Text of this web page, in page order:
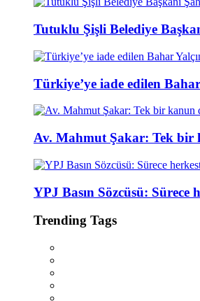
Tutuklu Şişli Belediye
Türkiye’ye iade edilen
Av. Mahmut Şakar: Tek bir
YPJ Basın Sözcüsü: Sürece
Trending Tags